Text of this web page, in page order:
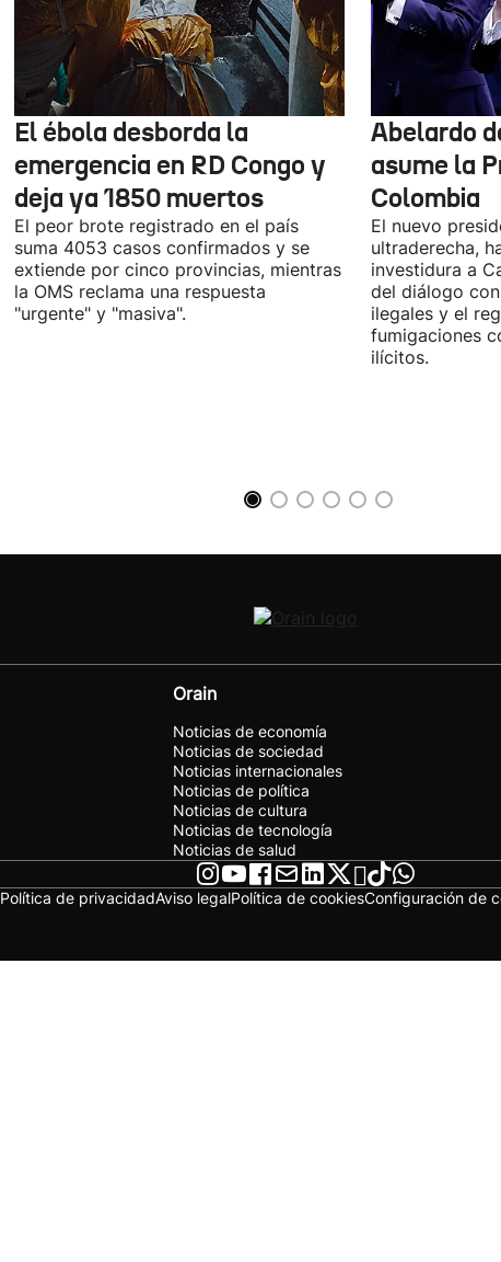
El ébola desborda la
emergencia en RD Congo y
deja ya 1850 muertos
El peor brote registrado en el país
suma 4053 casos confirmados y se
extiende por cinco provincias, mientras
la OMS reclama una respuesta
"urgente" y "masiva".
Abelardo
asume la
Colombia
El nuevo
ultraderecha,
investidura a
del diálogo
ilegales y el
fumigaciones
ilícitos.
Orain
Noticias de economía
Noticias de sociedad
Noticias internacionales
Noticias de política
Noticias de cultura
Noticias de tecnología
Noticias de salud
Política de privacidadAviso legalPolítica de cookiesConfiguración de